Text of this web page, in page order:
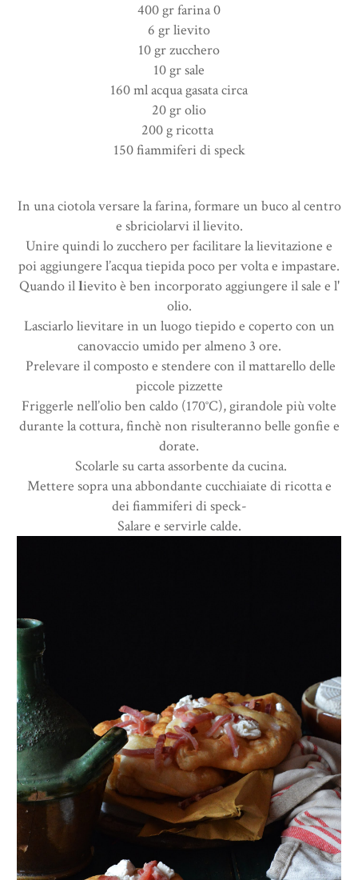
400 gr farina 0
6 gr lievito
10 gr zucchero
10 gr sale
160 ml acqua gasata circa
20 gr olio
200 g ricotta
150 fiammiferi di speck
In una ciotolaversare la farina, formare un buco al centro
e sbriciolarvi il lievito.
Unire quindi lo zuccheroper facilitare la lievitazione e
poi aggiungere l’acqua tiepidapoco per volta e impastare.
Quando illievito è ben incorporatoaggiungere il sale e l'
olio.
Lasciarlo lievitare in un luogo tiepido e coperto con un
canovaccio umido per almeno 3 ore.
Prelevare il compostoe stendere con il mattarello delle
piccole pizzette
Friggerle nell’olio ben caldo (170°C), girandole più volte
durante la cottura, finchè non risulteranno belle gonfie e
dorate.
Scolarle sucarta assorbente da cucina.
Mettere sopra una abbondante cucchiaiate di ricotta e
dei fiammiferi di speck-
Salare e servirle calde.